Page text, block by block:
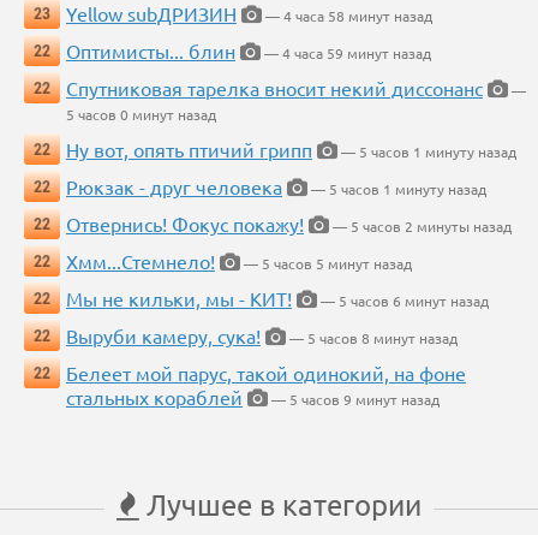
23 Yellow subДРИЗИН
— 4 часа 58 минут назад
22
Оптимисты... блин
— 4 часа 59 минут назад
22
Спутниковая тарелка вносит некий диссонанс
—
5 часов 0 минут назад
22
Ну вот, опять птичий грипп
— 5 часов 1 минуту назад
22
Рюкзак - друг человека
— 5 часов 1 минуту назад
22
Отвернись! Фокус покажу!
— 5 часов 2 минуты назад
22
Хмм...Стемнело!
— 5 часов 5 минут назад
22
Мы не кильки, мы - КИТ!
— 5 часов 6 минут назад
22
Выруби камеру, сука!
— 5 часов 8 минут назад
22
Белеет мой парус, такой одинокий, на фоне
стальных кораблей
— 5 часов 9 минут назад
Лучшее в категории